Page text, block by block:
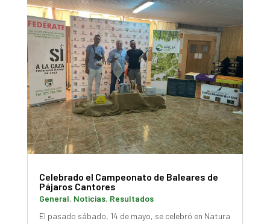
Celebrado el Campeonato de Baleares de
Pájaros Cantores
General, Noticias, Resultados
El pasado sábado, 14 de mayo, se celebró en Natura